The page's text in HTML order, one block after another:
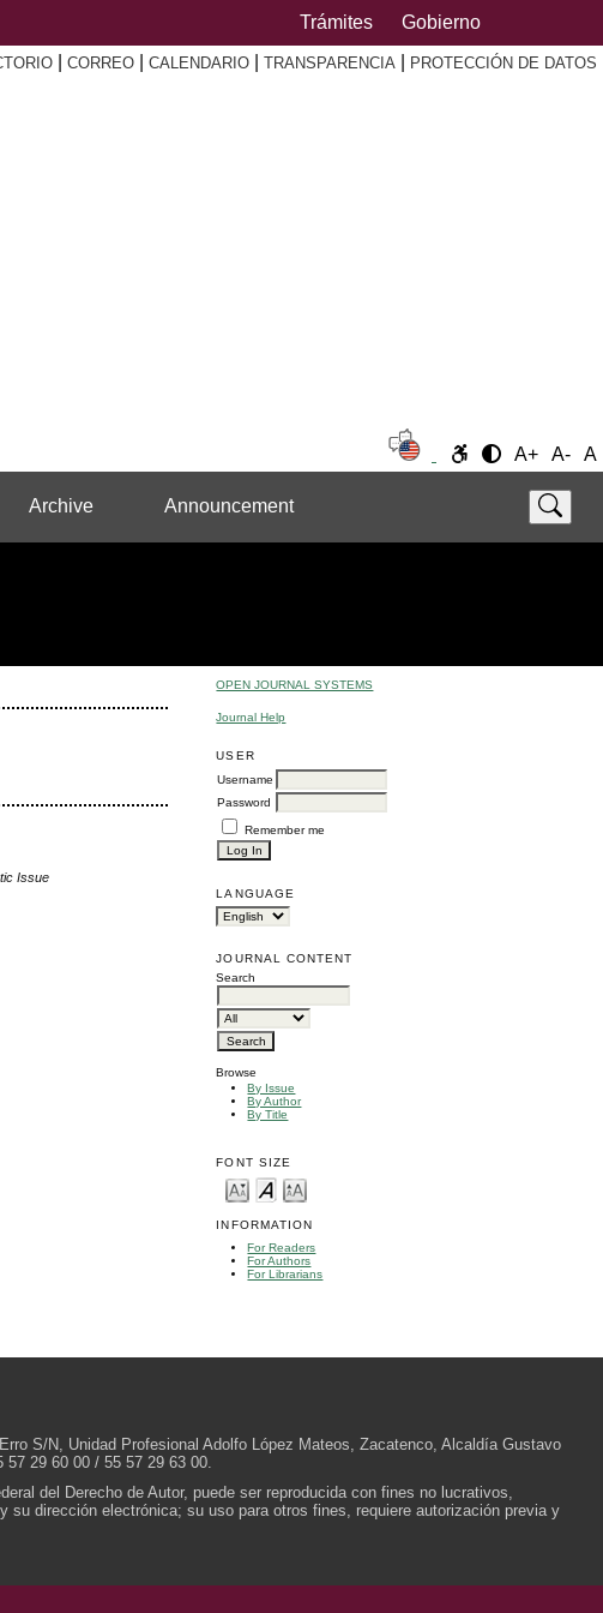
Trámites Gobierno
CORREO CALENDARIO TRANSPARENCIA PROTECCIÓN DE DATOS
A+ A- A
Archive Announcement
OPEN JOURNAL SYSTEMS
Journal Help
USER
Username
Password
Remember me
LANGUAGE
JOURNAL CONTENT
Search
Browse
By Issue
By Author
By Title
FONT SIZE
INFORMATION
For Readers
For Authors
For Librarians
Issue
S/N, Unidad Profesional Adolfo López Mateos, Zacatenco, Alcaldía Gustavo
29 60 00 / 55 57 29 63 00.
del Derecho de Autor, puede ser reproducida con fines no lucrativos,
dirección electrónica; su uso para otros fines, requiere autorización previa y